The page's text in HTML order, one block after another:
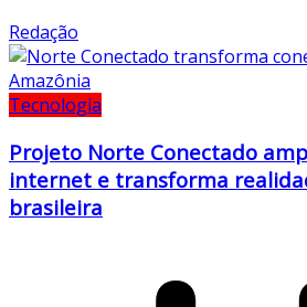
Redação
Tecnologia
Projeto Norte Conectado
internet e transforma
brasileira